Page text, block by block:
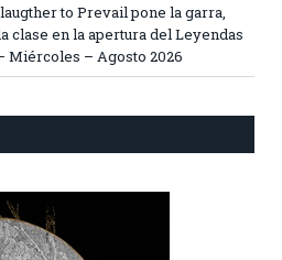
to Prevail pone la garra,
clase en la apertura del Leyendas
Miércoles – Agosto 2026